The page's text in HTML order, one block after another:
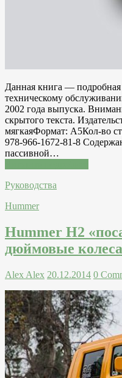
Данная книга —
техническому
2002 года выпуска.
скрытого текста.
мягкаяФормат: А5Кол-во
978-966-1672-81-8
пассивной…
Руководства
Hummer
Hummer H2
дюймовые колеса
Alex Alex 20.12.2014 0